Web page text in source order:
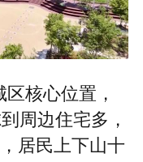
核心位置，
周边住宅多，
居民上下山十